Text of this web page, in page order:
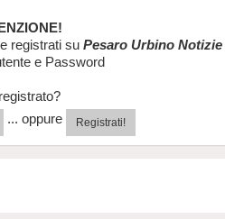
registrati su Pesaro Urbino Notizie
e Password
... oppure Registrati!